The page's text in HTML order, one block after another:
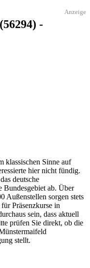
Anzeige
-
klassischen Sinne auf
hier nicht fündig.
deutsche
Bundesgebiet ab. Über
Außenstellen sorgen stets
Präsenzkurse in
sein, dass aktuell
prüfen Sie direkt, ob die
stellt.